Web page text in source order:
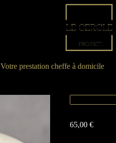
Votre prestation cheffe à domicile
65,00€